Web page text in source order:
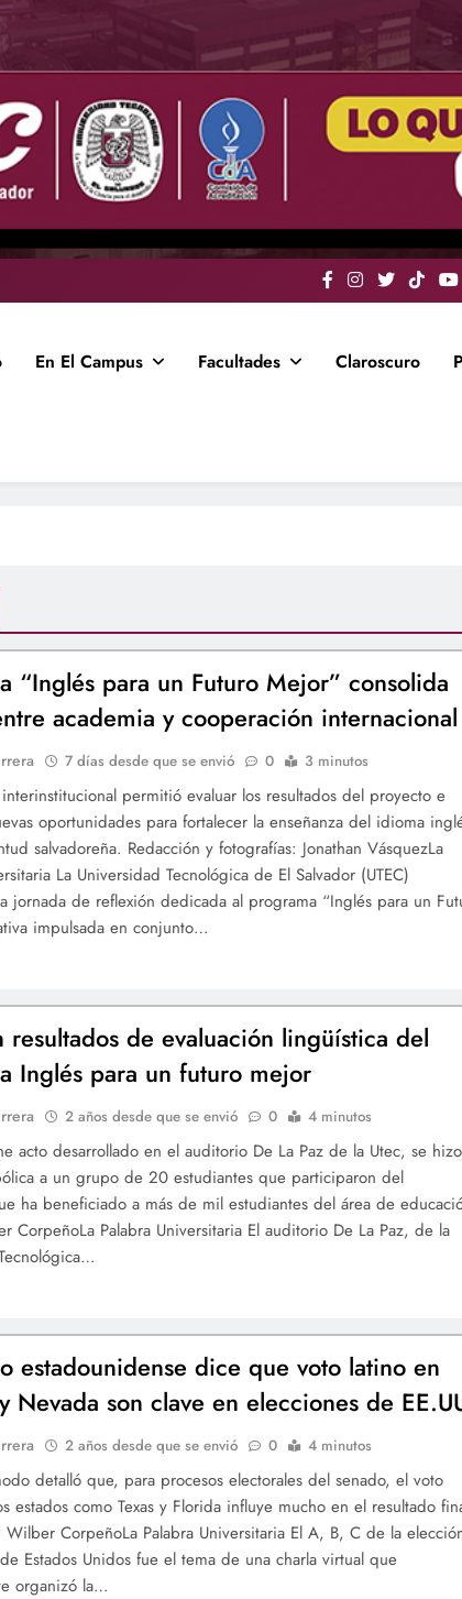
En El Campus Facultades Claroscuro
“Inglés para un Futuro Mejor” consolida
academia y cooperación internacional
7 días desde que se envió 0 3 minutos
permitió evaluar los resultados del proyecto e
oportunidades para fortalecer la enseñanza del idioma
salvadoreña. Redacción y fotografías: Jonathan VásquezLa
La Universidad Tecnológica de El Salvador (UTEC)
jornada de reflexión dedicada al programa “Inglés para un
impulsada en conjunto…
resultados de evaluación lingüística del
Inglés para un futuro mejor
2 años desde que se envió 0 4 minutos
acto desarrollado en el auditorio De La Paz de la Utec, se
a un grupo de 20 estudiantes que participaron del
ha beneficiado a más de mil estudiantes del área de
CorpeñoLa Palabra Universitaria El auditorio De La Paz, de la
estadounidense dice que voto latino en
Nevada son clave en elecciones de
2 años desde que se envió 0 4 minutos
detalló que, para procesos electorales del senado, el voto
estados como Texas y Florida influye mucho en el resultado
Wilber CorpeñoLa Palabra Universitaria El A, B, C de la
Estados Unidos fue el tema de una charla virtual que
organizó la…